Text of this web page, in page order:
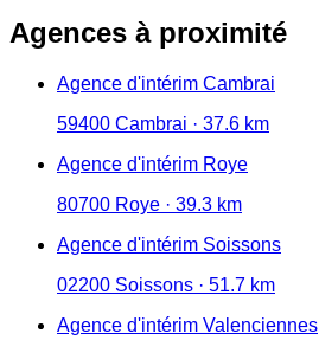
Agences à proximité
Agence d'intérim Cambrai
59400 Cambrai · 37.6 km
Agence d'intérim Roye
80700 Roye · 39.3 km
Agence d'intérim Soissons
02200 Soissons · 51.7 km
Agence d'intérim Valenciennes